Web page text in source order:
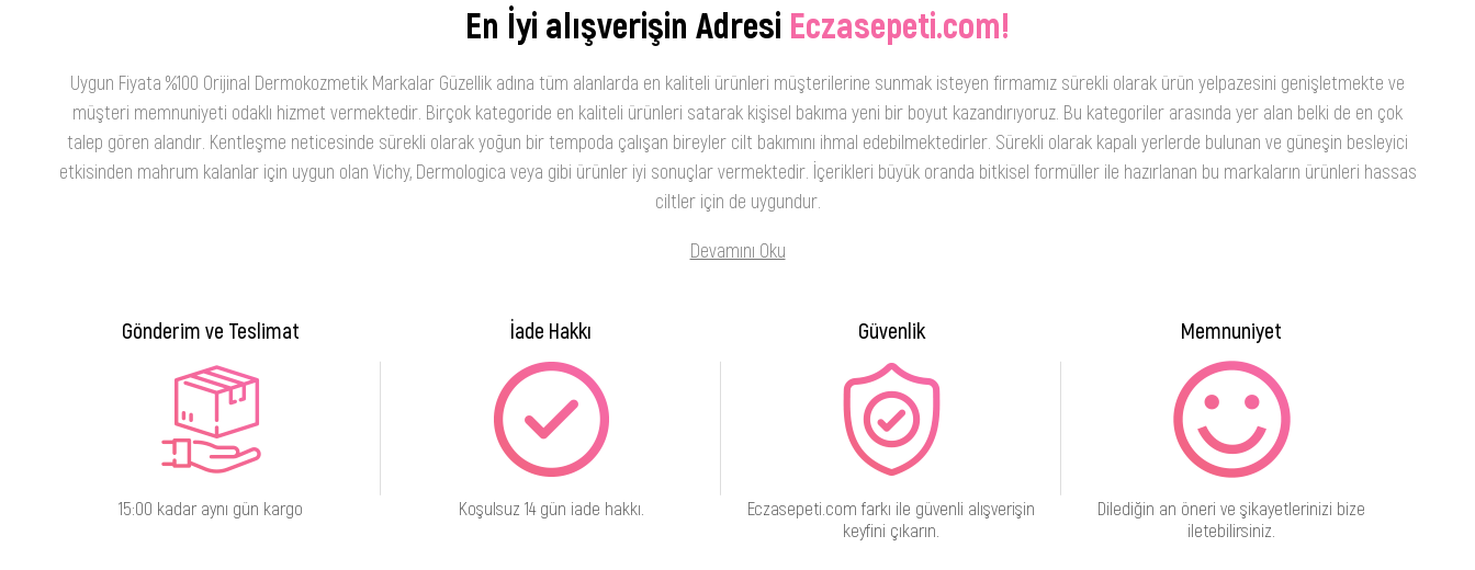
En İyi alışverişin Adresi Eczasepeti.com!
Uygun Fiyata %100 Orijinal Dermokozmetik Markalar Güzellik adına tüm alanlarda en kaliteli ürünleri müşterilerine sunmak isteyen firmamız sürekli olarak ürün yelpazesini genişletmekte ve
müşteri memnuniyeti odaklı hizmet vermektedir. Birçok kategoride en kaliteli ürünleri satarak kişisel bakıma yeni bir boyut kazandırıyoruz. Bu kategoriler arasında yer alan belki de en çok
talep gören alandır. Kentleşme neticesinde sürekli olarak yoğun bir tempoda çalışan bireyler cilt bakımını ihmal edebilmektedirler. Sürekli olarak kapalı yerlerde bulunan ve güneşin besleyici
etkisinden mahrum kalanlar için uygun olan Vichy, Dermologica veya gibi ürünler iyi sonuçlar vermektedir. İçerikleri büyük oranda bitkisel formüller ile hazırlanan bu markaların ürünleri hassas
ciltler için de uygundur.
Devamını Oku
Gönderim ve Teslimat
15:00 kadar aynı gün kargo
İade Hakkı
Koşulsuz 14 gün iade hakkı.
Güvenlik
Eczasepeti.com farkı ile güvenli alışverişin
keyfini çıkarın.
Memnuniyet
Dilediğin an öneri ve şikayetlerinizi bize
iletebilirsiniz.